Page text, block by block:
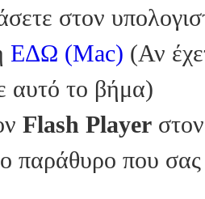
στον
ΕΔΩ (Mac) (Αν
αυτό το βήμα)
Flash Player
παράθυρο που